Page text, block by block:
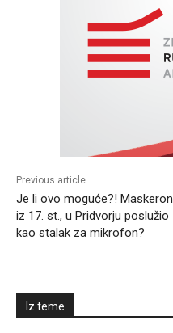
Previous article
Je li ovo moguće?! Maskeron
iz 17. st., u Pridvorju poslužio
kao stalak za mikrofon?
Iz teme